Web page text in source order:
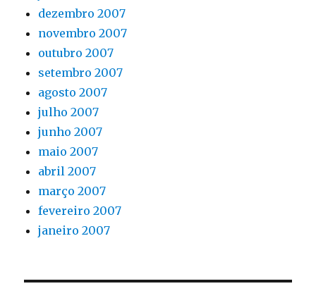
dezembro 2007
novembro 2007
outubro 2007
setembro 2007
agosto 2007
julho 2007
junho 2007
maio 2007
abril 2007
março 2007
fevereiro 2007
janeiro 2007